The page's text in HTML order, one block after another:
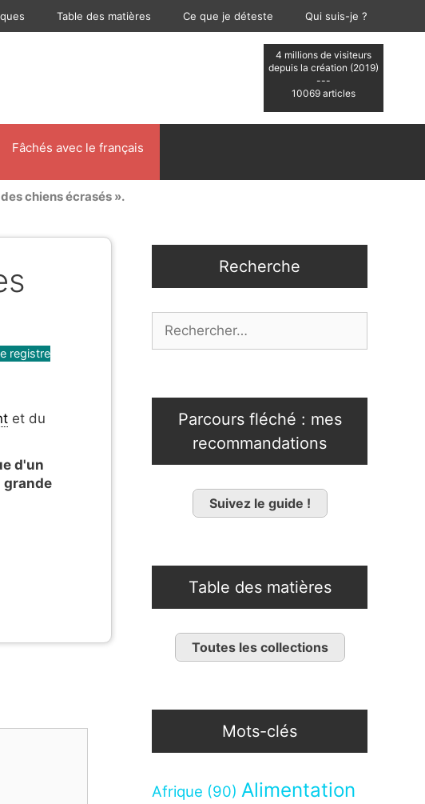
Table des matières Ce que je déteste Qui suis-je ?
4 millions de visiteurs
depuis la création (2019)
---
10069 articles
Fâchés avec le français
chiens écrasés ».
registre
et du
d'un
grande
Recherche
Parcours fléché : mes
recommandations
Suivez le guide !
Table des matières
Toutes les collections
Mots-clés
Afrique (90) Alimentation